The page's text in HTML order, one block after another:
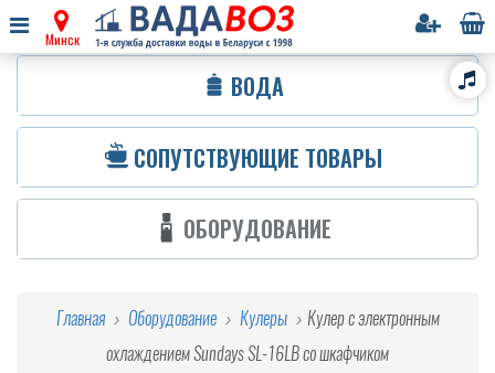
Минск
ВОДА
СОПУТСТВУЮЩИЕ ТОВАРЫ
ОБОРУДОВАНИЕ
Главная Оборудование Кулеры
Кулер с электронным
охлаждением Sundays SL-16LB со шкафчиком